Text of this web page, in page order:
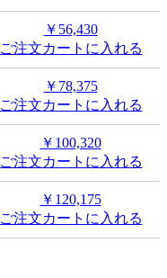
￥56,430
ご注文カートに入れる
￥78,375
ご注文カートに入れる
￥100,320
ご注文カートに入れる
￥120,175
ご注文カートに入れる